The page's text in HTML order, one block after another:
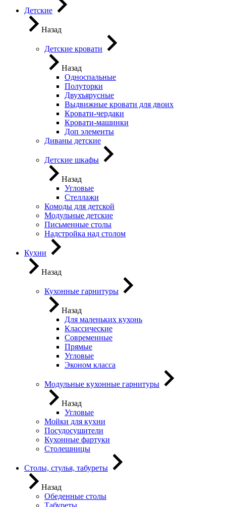
Детские
Назад
Детские кровати
Назад
Односпальные
Полуторки
Двухъярусные
Выдвижные кровати для двоих
Кровати-чердаки
Кровати-машинки
Доп элементы
Диваны детские
Детские шкафы
Назад
Угловые
Стеллажи
Комоды для детской
Модульные детские
Письменные столы
Надстройка над столом
Кухни
Назад
Кухонные гарнитуры
Назад
Для маленьких кухонь
Классические
Современные
Прямые
Угловые
Эконом класса
Модульные кухонные гарнитуры
Назад
Угловые
Мойки для кухни
Посудосушители
Кухонные фартуки
Столешницы
Столы, стулья, табуреты
Назад
Обеденные столы
Табуреты